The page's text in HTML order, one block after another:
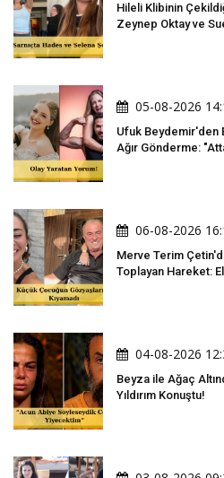
Hileli Klibinin
Zeynep Oktay ve
05-08-2026
Ufuk Beydemir'den
Ağır Gönderme:
06-08-2026
Merve Terim
Toplayan Hareket:
04-08-2026
Beyza ile Ağaç
Yıldırım Konuştu!